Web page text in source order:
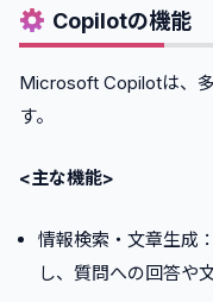
5. Copilotスクール
•Copilotは完全初
•Copilotの学習に
•Copilotの無料版
Copilotの機能
Microsoft Copilotは、
す。
<主な機能>
情報検索・文章生成
し、質問への回答や